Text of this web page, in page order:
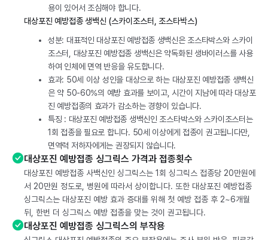
용이 있어서 조심해야 합니다.
대상포진 예방접종 생백신 (스카이조스터, 조스타박스)
성분: 대표적인 대상포진 예방접종 생백신은 조스타박스와 스카이
조스터, 대상포진 예방접종 생백신은 약독화된 생바이러스를 사용
하여 인체에 면역 반응을 유도합니다.
효과: 50세 이상 성인을 대상으로 하는 대상포진 예방접종 생백신
은 약 50-60%의 예방 효과를 보이고, 시간이 지남에 따라 대상포
진 예방접종의 효과가 감소하는 경향이 있습니다.
특징 : 대상포진 예방접종 생백신인 조스타박스와 스카이조스터는
1회 접종을 필요로 합니다. 50세 이상에게 접종이 권고됩니다만,
면역력 저하자에게는 권장되지 않습니다.
대상포진 예방접종 싱그릭스 가격과 접종횟수
대상포진 예방접종 사백신인 싱그릭스는 1회 싱그릭스 접종당 20만원에
서 20만원 정도로, 병원에 따라서 상이합니다. 또한 대상포진 예방접종
싱그릭스는 대상포진 예방 효과 증대를 위해 첫 예방 접종 후 2~6개월
뒤, 한번 더 싱그릭스 예방 접종을 맞는 것이 권고됩니다.
대상포진 예방접종 싱그릭스의 부작용